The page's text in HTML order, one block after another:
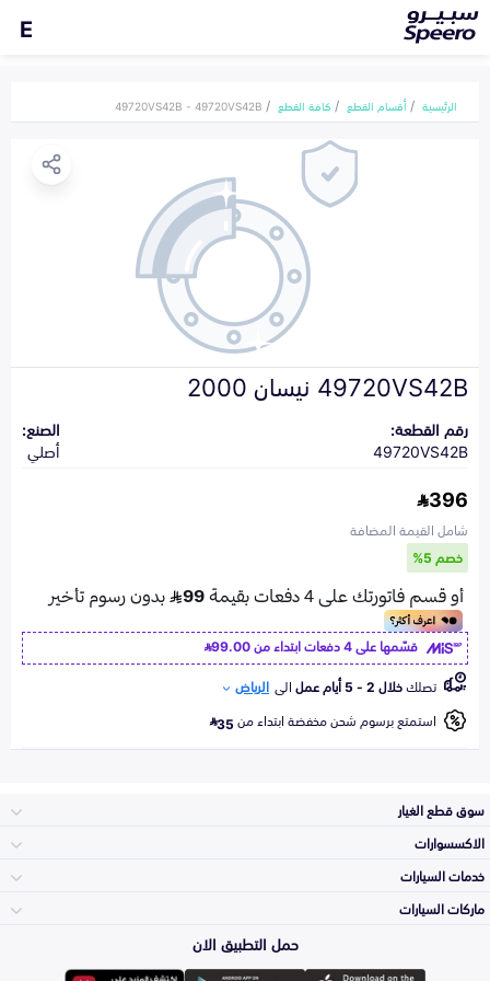
E
الرئيسية أقسام القطع كافة القطع 49720VS42B - 49720VS42B
49720VS42B نيسان 2000
رقم القطعة:
49720VS42B
الصنع:
أصلي
396
شامل القيمة المضافة
خصم 5%
قسّمها على 4 دفعات ابتداء من
99.00
تصلكخلال 2 - 5 أيام عمل الى الرياض
استمتع برسوم شحن مخفضة ابتداء من35
سوق قطع الغيار
المكائن، القيرات
وملحقاتها
الاكسسوارات
خدمات السيارات
الأكثر مبيعاً
ماركات السيارات
تويوتا
حمل التطبيق الان